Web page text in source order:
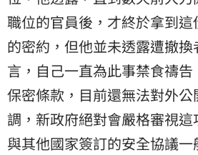
職位的官員後，才終於拿到
的密約，但他並未透露遭撤
言，自己一直為此事禁食禱
保密條款，目前還無法對外
調，新政府絕對會嚴格審視
與其他國家簽訂的安全協議一